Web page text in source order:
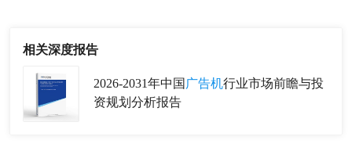
相关深度报告
2026-2031年中国 广告机行业市场前瞻与投
资规划分析报告